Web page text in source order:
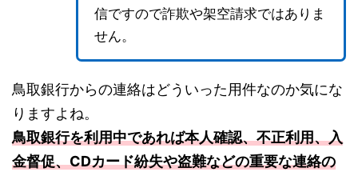
信ですので詐欺や架空請求ではありま
せん。
鳥取銀行からの連絡はどういった用件なのか気にな
りますよね。
鳥取銀行を利用中であれば本人確認、不正利用、入
金督促、CDカード紛失や盗難などの重要な連絡の